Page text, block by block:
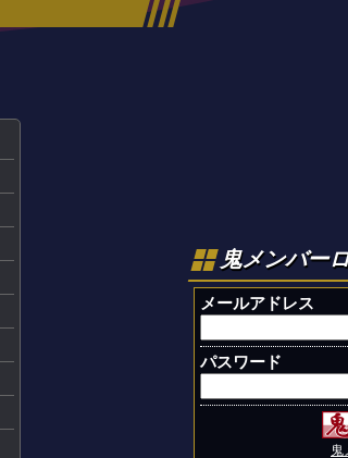
鬼メンバー
メールアドレス
パスワード
鬼